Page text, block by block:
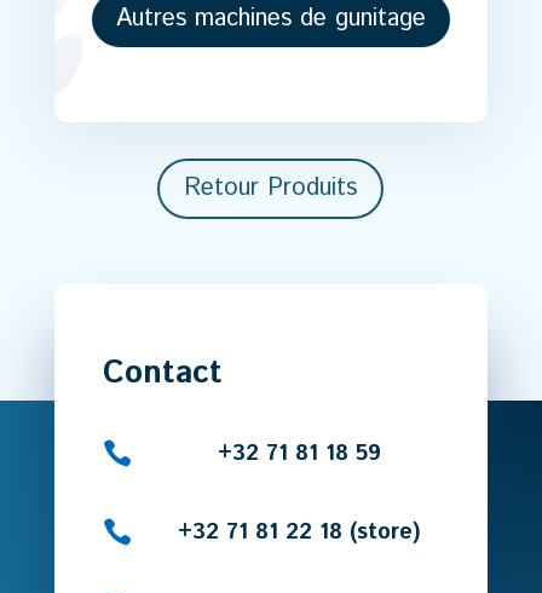
Autres machines de gunitage
Retour Produits
Contact
 +32 71 81 18 59
 +32 71 81 22 18 (store)